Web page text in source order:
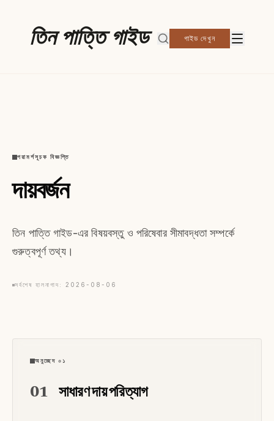
তিন পাত্তি গাইড গাইড দেখুন
পরামর্শসূচক বিজ্ঞপ্তি
দায়বর্জন
তিন পাত্তি গাইড-এর বিষয়বস্তু ও পরিষেবার সীমাবদ্ধতা সম্পর্কে
গুরুত্বপূর্ণ তথ্য।
সর্বশেষ হালনাগাদ: 2026-08-06
অনুচ্ছেদ ০১
01 সাধারণ দায় পরিত্যাগ